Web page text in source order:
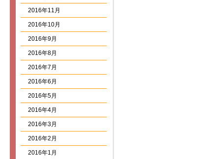
2016年11月
2016年10月
2016年9月
2016年8月
2016年7月
2016年6月
2016年5月
2016年4月
2016年3月
2016年2月
2016年1月